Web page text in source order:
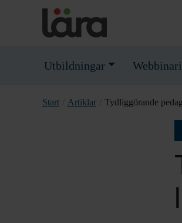
Utbildningar
Start Artiklar Tydliggörande